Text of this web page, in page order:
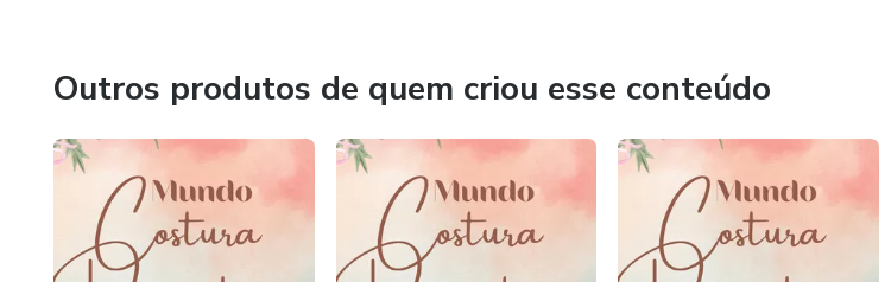
Outros produtos de quem criou esse conteúdo